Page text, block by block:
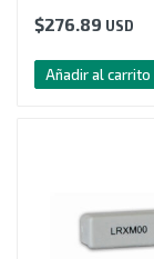
$276.89 USD
Añadir al carrito